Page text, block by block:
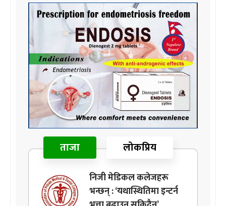
ताजा लोकप्रिय
निजी मेडिकल कलेजहरू
भन्छन् : ‘यथास्थितिमा इन्टर्न